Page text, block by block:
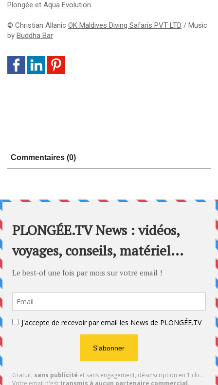
Plongée et Aqua Evolution.
© Christian Allanic OK Maldives Diving Safaris PVT LTD / Music
by Buddha Bar
Commentaires (0)